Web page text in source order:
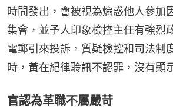
時間發出，會被視為煽惑他人參加
集會，並予人印象檢控主任有強烈
電郵引來投訴，質疑檢控和司法制
時，黃在紀律聆訊不認罪，沒有顯
官認為革職不屬嚴苛